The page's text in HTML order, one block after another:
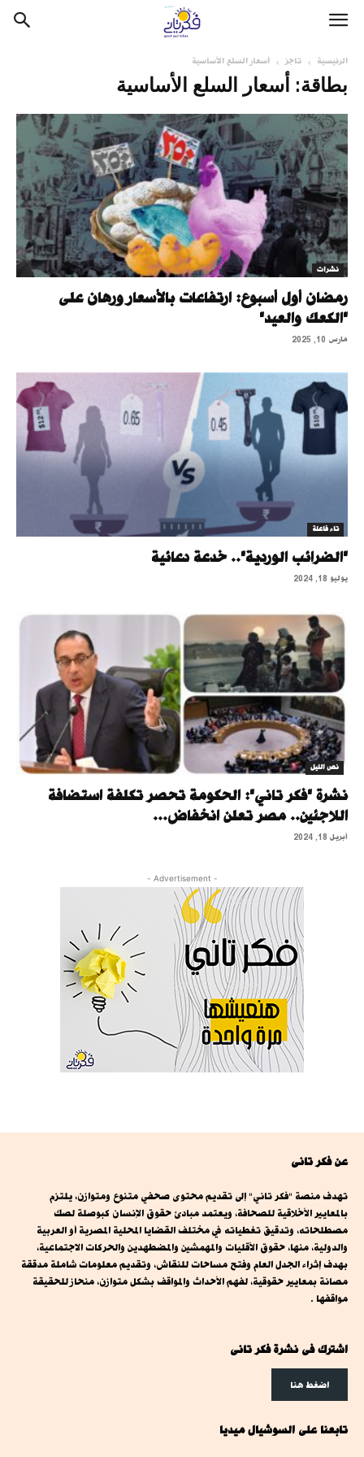
الرئيسية تاجز أسعار السلع الأساسية
بطاقة: أسعار السلع الأساسية
نشرات
رمضان أول أسبوع: ارتفاعات بالأسعار ورهان على
"الكعك والعيد"
مارس 10, 2025
تاء فاعلة
"الضرائب الوردية".. خدعة دعائية
يوليو 18, 2024
نص الليل
نشرة "فكر تاني": الحكومة تحصر تكلفة استضافة
اللاجئين.. مصر تعلن انخفاض...
أبريل 18, 2024
- Advertisement -
عن فكر تانى
تهدف منصة "فكر تاني" إلى تقديم محتوى صحفي متنوع ومتوازن، يلتزم
بالمعايير الأخلاقية للصحافة، ويعتمد مبادئ حقوق الإنسان كبوصلة لصك
مصطلحاته، وتدقيق تغطياته في مختلف القضايا المحلية المصرية أو العربية
والدولية، منها، حقوق الأقليات والمهمشين والمضطهدين والحركات الاجتماعية،
بهدف إثراء الجدل العام وفتح مساحات للنقاش، وتقديم معلومات شاملة مدققة
مصانة بمعايير حقوقية، لفهم الأحداث والمواقف بشكل متوازن، منحاز للحقيقة
مواقفها .
اشترك فى نشرة فكر تانى
اضغط هنا
تابعنا على السوشيال ميديا